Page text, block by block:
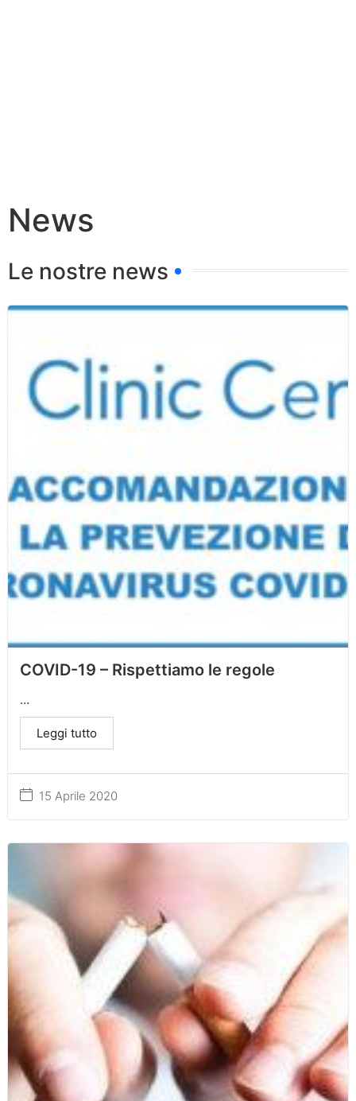
News
Le nostre news
COVID-19 – Rispettiamo le regole
15 Aprile 2020
...
Leggi tutto